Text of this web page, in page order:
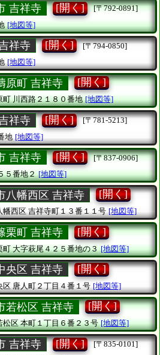
吉祥寺 [開く]
[〒792-0891]
[地図等]
祥寺 [開く]
[〒794-0850]
[地図等]
原町 吉祥寺 [開く]
町川西路２１８０番地 [地図等]
祥寺 [開く]
[〒781-5213]
地 [地図等]
吉祥寺 [開く]
[〒837-0906]
５番地２ [地図等]
八幡西区 吉祥寺 [開く]
幡西区吉祥寺町１３番１１号 [地図等]
栗町 吉祥寺 [開く]
町大字萩尾４２５番地の３ [地図等]
央区 吉祥寺 [開く]
区 唐人町２丁目４番１号 [地図等]
若松区 吉祥寺 [開く]
松区本町１丁目６番２３号 [地図等]
吉祥寺 [開く]
[〒835-0101]